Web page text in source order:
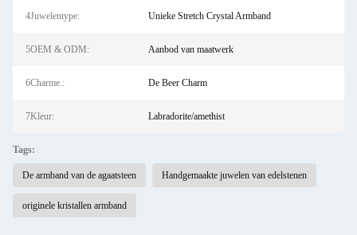
4Juwelentype: Unieke Stretch Crystal Armband
5OEM & ODM: Aanbod van maatwerk
6Charme.: De Beer Charm
7Kleur: Labradorite/amethist
Tags:
De armband van de agaatsteen Handgemaakte juwelen van edelstenen
originele kristallen armband